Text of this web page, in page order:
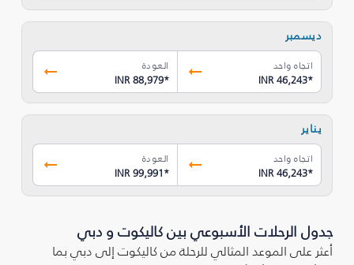
ديسمبر
اتجاه واحد
INR 46,243*
العودة
INR 88,979*
يناير
اتجاه واحد
INR 46,243*
العودة
INR 99,991*
جدول الرحلات الأسبوعي بين كاليكوت و دبي
أعثر على الموعد المثالي للرحلة من كاليكوت إلى دبي بما